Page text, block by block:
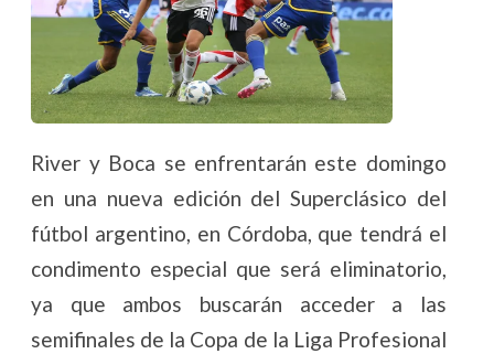
River y Boca se enfrentarán este domingo
en una nueva edición del Superclásico del
fútbol argentino, en Córdoba, que tendrá el
condimento especial que será eliminatorio,
ya que ambos buscarán acceder a las
semifinales de la Copa de la Liga Profesional